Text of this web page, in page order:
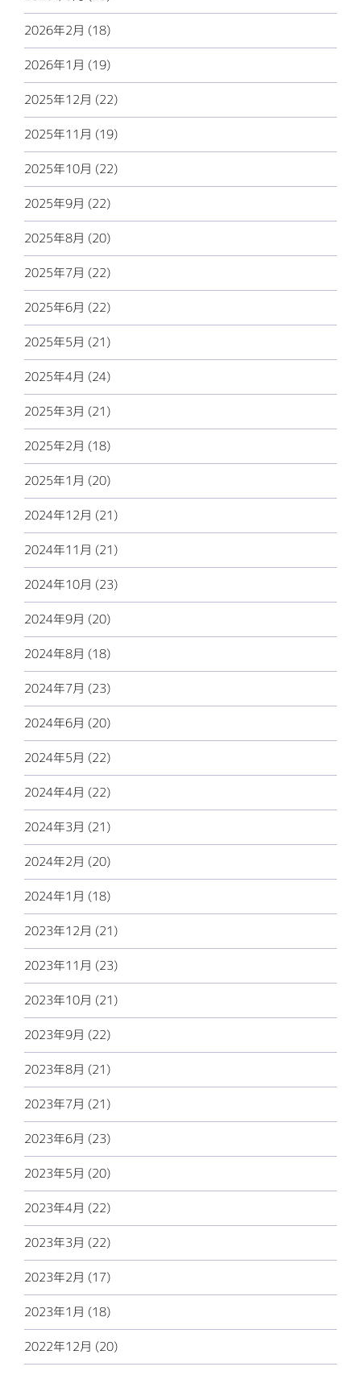
2026年2月 (18)
2026年1月 (19)
2025年12月 (22)
2025年11月 (19)
2025年10月 (22)
2025年9月 (22)
2025年8月 (20)
2025年7月 (22)
2025年6月 (22)
2025年5月 (21)
2025年4月 (24)
2025年3月 (21)
2025年2月 (18)
2025年1月 (20)
2024年12月 (21)
2024年11月 (21)
2024年10月 (23)
2024年9月 (20)
2024年8月 (18)
2024年7月 (23)
2024年6月 (20)
2024年5月 (22)
2024年4月 (22)
2024年3月 (21)
2024年2月 (20)
2024年1月 (18)
2023年12月 (21)
2023年11月 (23)
2023年10月 (21)
2023年9月 (22)
2023年8月 (21)
2023年7月 (21)
2023年6月 (23)
2023年5月 (20)
2023年4月 (22)
2023年3月 (22)
2023年2月 (17)
2023年1月 (18)
2022年12月 (20)